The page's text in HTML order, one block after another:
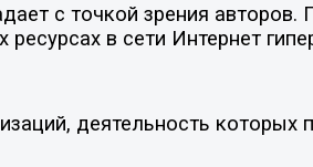
с точкой зрения авторов.
в сети Интернет
деятельность которых